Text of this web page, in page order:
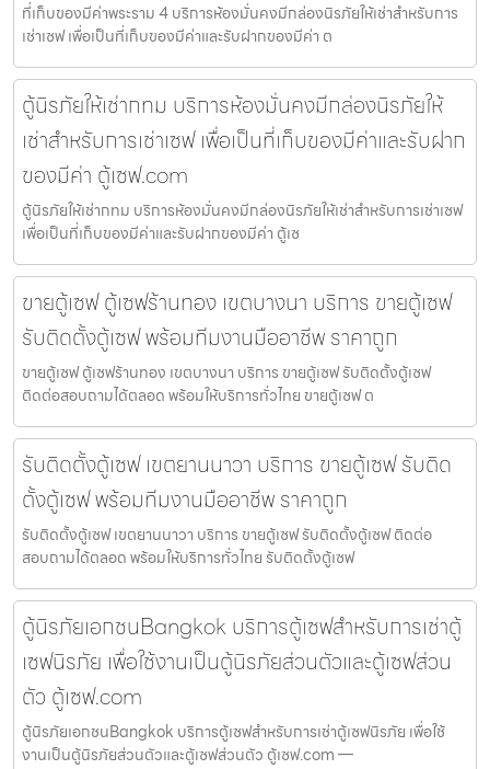
ที่เก็บของมีค่าพระราม 4 บริการห้องมั่นคงมีกล่องนิรภัยให้เช่าสำหรับการ
เช่าเซฟ เพื่อเป็นที่เก็บของมีค่าและรับฝากของมีค่า ต
ตู้นิรภัยให้เช่ากทม บริการห้องมั่นคงมีกล่องนิรภัยให้
เช่าสำหรับการเช่าเซฟ เพื่อเป็นที่เก็บของมีค่าและรับฝาก
ของมีค่า ตู้เซฟ.com
ตู้นิรภัยให้เช่ากทม บริการห้องมั่นคงมีกล่องนิรภัยให้เช่าสำหรับการเช่าเซฟ
เพื่อเป็นที่เก็บของมีค่าและรับฝากของมีค่า ตู้เซ
ขายตู้เซฟ ตู้เซฟร้านทอง เขตบางนา บริการ ขายตู้เซฟ
รับติดตั้งตู้เซฟ พร้อมทีมงานมืออาชีพ ราคาถูก
ขายตู้เซฟ ตู้เซฟร้านทอง เขตบางนา บริการ ขายตู้เซฟ รับติดตั้งตู้เซฟ
ติดต่อสอบถามได้ตลอด พร้อมให้บริการทั่วไทย ขายตู้เซฟ ต
รับติดตั้งตู้เซฟ เขตยานนาวา บริการ ขายตู้เซฟ รับติด
ตั้งตู้เซฟ พร้อมทีมงานมืออาชีพ ราคาถูก
รับติดตั้งตู้เซฟ เขตยานนาวา บริการ ขายตู้เซฟ รับติดตั้งตู้เซฟ ติดต่อ
สอบถามได้ตลอด พร้อมให้บริการทั่วไทย รับติดตั้งตู้เซฟ
ตู้นิรภัยเอกชนBangkok บริการตู้เซฟสำหรับการเช่าตู้
เซฟนิรภัย เพื่อใช้งานเป็นตู้นิรภัยส่วนตัวและตู้เซฟส่วน
ตัว ตู้เซฟ.com
ตู้นิรภัยเอกชนBangkok บริการตู้เซฟสำหรับการเช่าตู้เซฟนิรภัย เพื่อใช้
งานเป็นตู้นิรภัยส่วนตัวและตู้เซฟส่วนตัว ตู้เซฟ.com —